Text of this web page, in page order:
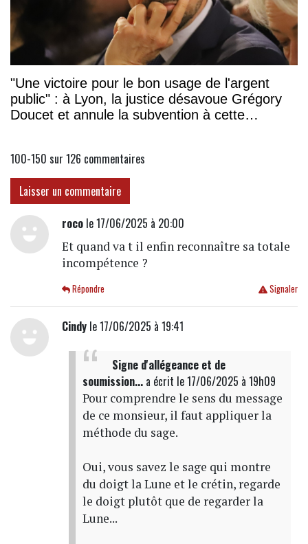
"Une victoire pour le bon usage de l'argent
public" : à Lyon, la justice désavoue Grégory
Doucet et annule la subvention à cette
100-150 sur 126 commentaires
Laisser un commentaire
rocole 17/06/2025 à 20:00
Et quand va t il enfin reconnaître sa totale
incompétence ?
Signaler
Répondre
Cindyle 17/06/2025 à 19:41
Signe d'allégeance et de
soumission...a écrit le 17/06/2025 à 19h09
Pour comprendre le sens du message
de ce monsieur, il faut appliquer la
méthode du sage.
Oui, vous savez le sage qui montre
du doigt la Lune et le crétin, regarde
le doigt plutôt que de regarder la
Lune...